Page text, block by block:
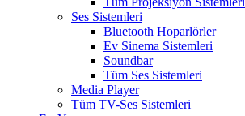
Ses Sistemleri
Bluetooth Hoparlörler
Ev Sinema Sistemleri
Soundbar
Tüm Ses Sistemleri
Media Player
Tüm TV-Ses Sistemleri